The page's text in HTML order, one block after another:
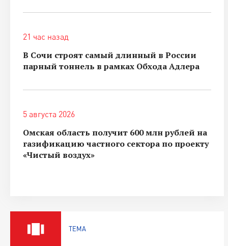
21 час назад
В Сочи строят самый длинный в России
парный тоннель в рамках Обхода Адлера
5 августа 2026
Омская область получит 600 млн рублей на
газификацию частного сектора по проекту
«Чистый воздух»
ТЕМА